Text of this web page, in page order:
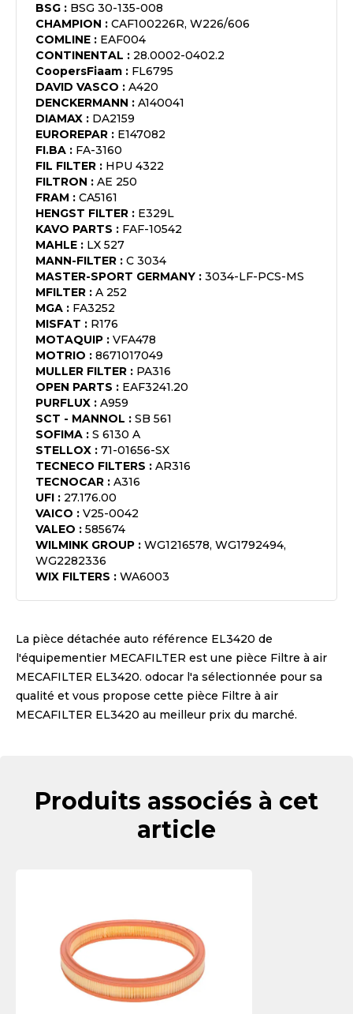
BSG : BSG 30-135-008
CHAMPION : CAF100226R, W226/606
COMLINE : EAF004
CONTINENTAL : 28.0002-0402.2
CoopersFiaam : FL6795
DAVID VASCO : A420
DENCKERMANN : A140041
DIAMAX : DA2159
EUROREPAR : E147082
FI.BA : FA-3160
FIL FILTER : HPU 4322
FILTRON : AE 250
FRAM : CA5161
HENGST FILTER : E329L
KAVO PARTS : FAF-10542
MAHLE : LX 527
MANN-FILTER : C 3034
MASTER-SPORT GERMANY : 3034-LF-PCS-MS
MFILTER : A 252
MGA : FA3252
MISFAT : R176
MOTAQUIP : VFA478
MOTRIO : 8671017049
MULLER FILTER : PA316
OPEN PARTS : EAF3241.20
PURFLUX : A959
SCT - MANNOL : SB 561
SOFIMA : S 6130 A
STELLOX : 71-01656-SX
TECNECO FILTERS : AR316
TECNOCAR : A316
UFI : 27.176.00
VAICO : V25-0042
VALEO : 585674
WILMINK GROUP : WG1216578, WG1792494,
WG2282336
WIX FILTERS : WA6003
La pièce détachée auto référence EL3420 de
l'équipementier MECAFILTER est une pièce Filtre à air
MECAFILTER EL3420. odocar l'a sélectionnée pour sa
qualité et vous propose cette pièce Filtre à air
MECAFILTER EL3420 au meilleur prix du marché.
Produits associés à cet
article